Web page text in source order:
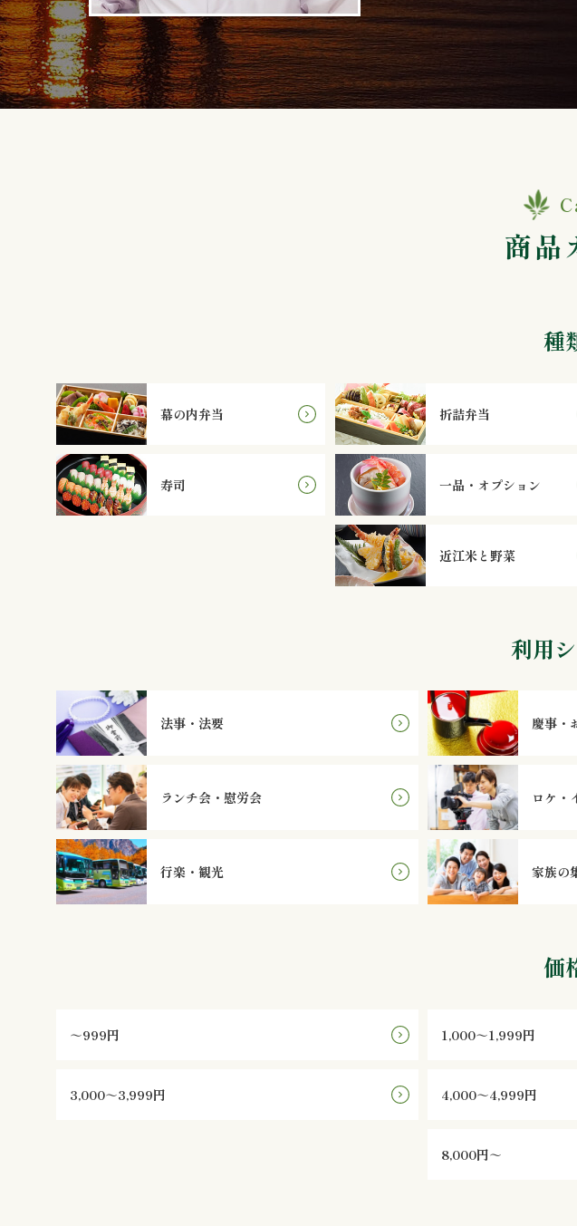
商品
種
幕の内弁当 折詰弁当
寿司 一品・オプション
近江米と野菜
利用
法事・法要 慶事・
ランチ会・慰労会 ロケ・
行楽・観光 家族の
価
～999円 1,000～1,999円
3,000～3,999円 4,000～4,999円
8,000円～